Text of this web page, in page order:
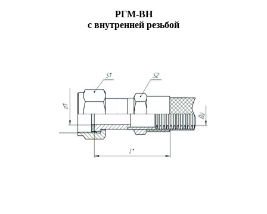
РГМ-ВН
с внутренней резьбой